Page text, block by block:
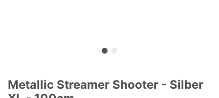
Metallic Streamer Shooter - Silber